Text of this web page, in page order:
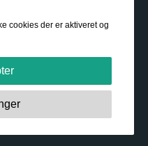
cookies der er aktiveret og
er essentielle for at
såsom navigation,